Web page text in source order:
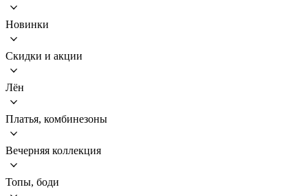
Новинки
Скидки и акции
Лён
Платья, комбинезоны
Вечерняя коллекция
Топы, боди